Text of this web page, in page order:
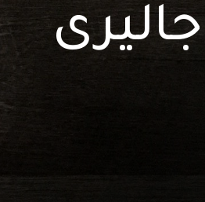
جاليرى